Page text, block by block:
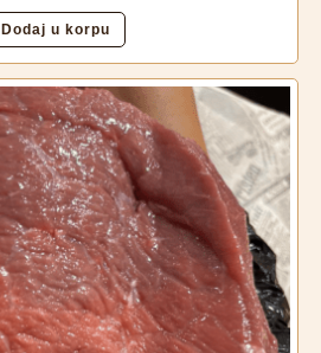
Dodaj u korpu